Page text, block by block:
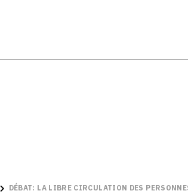
DÉBAT: LA LIBRE CIRCULATION DES